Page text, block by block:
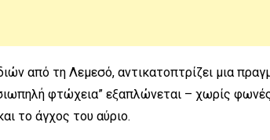
από τη Λεμεσό, αντικατοπτρίζει μια
φτώχεια” εξαπλώνεται – χωρίς
το άγχος του αύριο.